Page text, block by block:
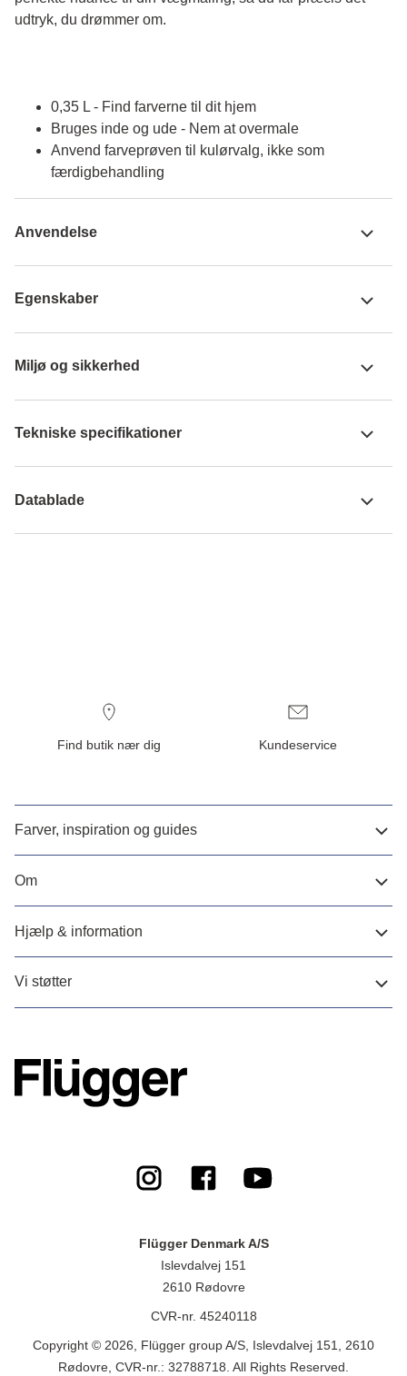
udtryk, du drømmer om.
0,35 L - Find farverne til dit hjem
Bruges inde og ude - Nem at overmale
Anvend farveprøven til kulørvalg, ikke som
færdigbehandling
Anvendelse
Egenskaber
Miljø og sikkerhed
Tekniske specifikationer
Datablade
Find butik nær dig Kundeservice
Farver, inspiration og guides
Om
Hjælp & information
Vi støtter
Flügger Denmark A/S
Islevdalvej 151
2610 Rødovre
CVR-nr. 45240118
Copyright © 2026, Flügger group A/S, Islevdalvej 151, 2610
Rødovre, CVR-nr.: 32788718. All Rights Reserved.